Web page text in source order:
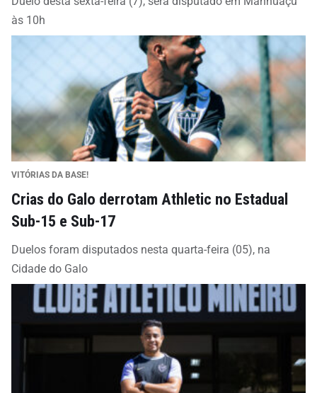
às 10h
VITÓRIAS DA BASE!
Crias do Galo derrotam Athletic no Estadual
Sub-15 e Sub-17
Duelos foram disputados nesta quarta-feira (05), na
Cidade do Galo